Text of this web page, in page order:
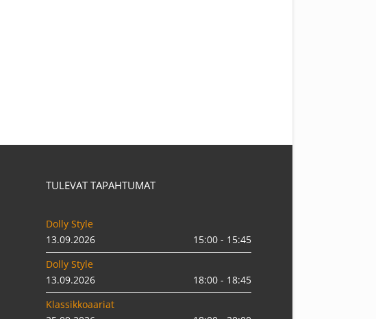
TULEVAT TAPAHTUMAT
Dolly Style
13.09.2026
15:00 - 15:45
Dolly Style
13.09.2026
18:00 - 18:45
Klassikkoaariat